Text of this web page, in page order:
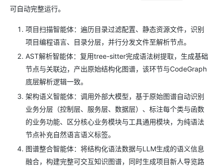
可自动完整运行。
项目扫描智能体：遍历目录过滤配置、静态资源文件，识别
项目编程语言、目录分层，并行分发文件至解析节点。
AST解析智能体：复用tree-sitter完成语法树提取，生成基础
节点与关联边，产出原始结构化图谱，该环节与CodeGraph
底层解析逻辑一致。
架构语义智能体：调用外部大模型，基于原始图谱自动识别
业务分层（控制层、服务层、数据层）、标注每个类与函数
的业务功能、区分核心业务模块与工具通用模块，为纯语法
节点补充自然语言语义标签。
图谱整合智能体：将结构化语法数据与LLM生成的语义信息
融合，构建完整可交互知识图谱，同时生成项目新人导览路